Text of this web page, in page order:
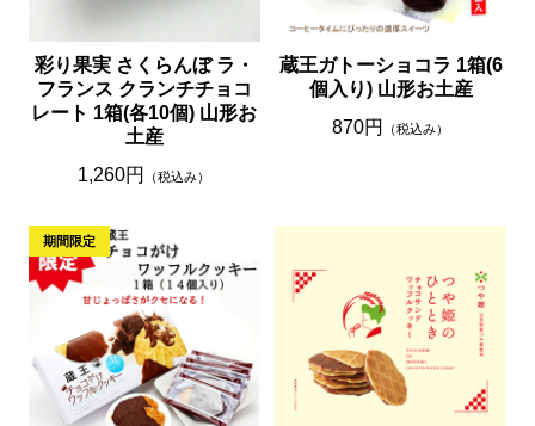
彩り果実 さくらんぼ ラ・
フランス クランチチョコ
レート 1箱(各10個) 山形お
土産
1,260円
（税込み）
蔵王ガトーショコラ 1箱(6
個入り) 山形お土産
870円
（税込み）